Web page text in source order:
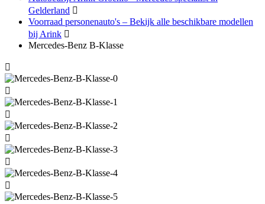
Gelderland
Voorraad personenauto's – Bekijk alle beschikbare modellen
bij Arink
Mercedes-Benz B-Klasse